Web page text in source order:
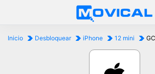
Inicio Desbloquear iPhone 12 mini